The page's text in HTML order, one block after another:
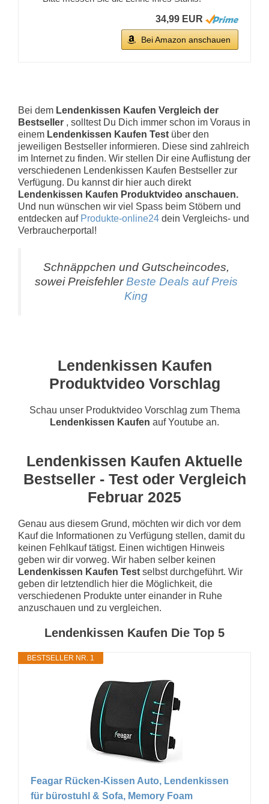
34,99 EUR
Bei Amazon anschauen
Bei dem Lendenkissen Kaufen Vergleich der
Bestseller , solltest Du Dich immer schon im Voraus in
einem Lendenkissen Kaufen Test über den
jeweiligen Bestseller informieren. Diese sind zahlreich
im Internet zu finden. Wir stellen Dir eine Auflistung der
verschiedenen Lendenkissen Kaufen Bestseller zur
Verfügung. Du kannst dir hier auch direkt
Lendenkissen Kaufen Produktvideo anschauen.
Und nun wünschen wir viel Spass beim Stöbern und
entdecken auf Produkte-online24 dein Vergleichs- und
Verbraucherportal!
Schnäppchen und Gutscheincodes,
sowei Preisfehler Beste Deals auf Preis
King
Lendenkissen Kaufen
Produktvideo Vorschlag
Schau unser Produktvideo Vorschlag zum Thema
Lendenkissen Kaufen auf Youtube an.
Lendenkissen Kaufen Aktuelle
Bestseller - Test oder Vergleich
Februar 2025
Genau aus diesem Grund, möchten wir dich vor dem
Kauf die Informationen zu Verfügung stellen, damit du
keinen Fehlkauf tätigst. Einen wichtigen Hinweis
geben wir dir vorweg. Wir haben selber keinen
Lendenkissen Kaufen Test selbst durchgeführt. Wir
geben dir letztendlich hier die Möglichkeit, die
verschiedenen Produkte unter einander in Ruhe
anzuschauen und zu vergleichen.
Lendenkissen Kaufen Die Top 5
BESTSELLER NR. 1
Feagar Rücken-Kissen Auto, Lendenkissen
für bürostuhl & Sofa, Memory Foam